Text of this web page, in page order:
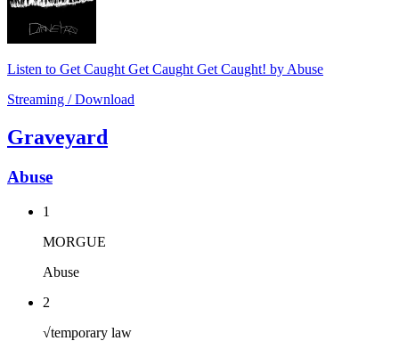
Listen to Get Caught Get Caught Get Caught! by Abuse
Streaming / Download
Graveyard
Abuse
1
MORGUE
Abuse
2
√temporary law